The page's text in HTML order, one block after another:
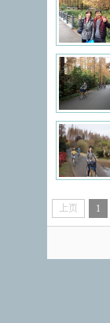
上页 1